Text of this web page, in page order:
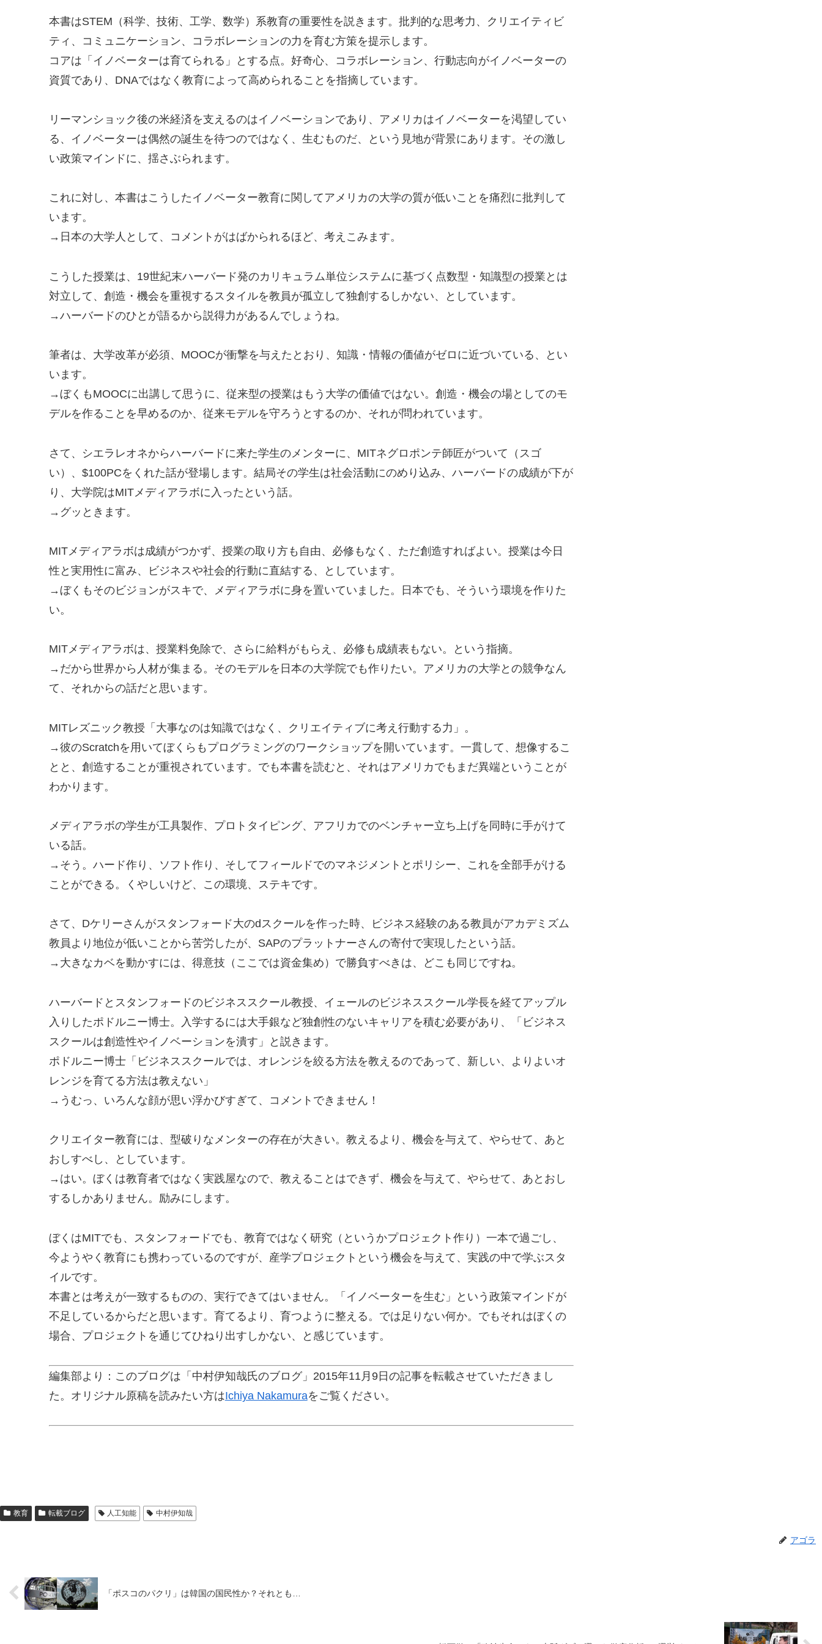
本書はSTEM（科学、技術、工学、数学）系教育の重要性を説きます。批判的な思考力、クリエイティビ
ティ、コミュニケーション、コラボレーションの力を育む方策を提示します。
コアは「イノベーターは育てられる」とする点。好奇心、コラボレーション、行動志向がイノベーターの
資質であり、DNAではなく教育によって高められることを指摘しています。
リーマンショック後の米経済を支えるのはイノベーションであり、アメリカはイノベーターを渇望してい
る、イノベーターは偶然の誕生を待つのではなく、生むものだ、という見地が背景にあります。その激し
い政策マインドに、揺さぶられます。
これに対し、本書はこうしたイノベーター教育に関してアメリカの大学の質が低いことを痛烈に批判して
います。
→日本の大学人として、コメントがはばかられるほど、考えこみます。
こうした授業は、19世紀末ハーバード発のカリキュラム単位システムに基づく点数型・知識型の授業とは
対立して、創造・機会を重視するスタイルを教員が孤立して独創するしかない、としています。
→ハーバードのひとが語るから説得力があるんでしょうね。
筆者は、大学改革が必須、MOOCが衝撃を与えたとおり、知識・情報の価値がゼロに近づいている、とい
います。
→ぼくもMOOCに出講して思うに、従来型の授業はもう大学の価値ではない。創造・機会の場としてのモ
デルを作ることを早めるのか、従来モデルを守ろうとするのか、それが問われています。
さて、シエラレオネからハーバードに来た学生のメンターに、MITネグロポンテ師匠がついて（スゴ
い）、$100PCをくれた話が登場します。結局その学生は社会活動にのめり込み、ハーバードの成績が下が
り、大学院はMITメディアラボに入ったという話。
→グッときます。
MITメディアラボは成績がつかず、授業の取り方も自由、必修もなく、ただ創造すればよい。授業は今日
性と実用性に富み、ビジネスや社会的行動に直結する、としています。
→ぼくもそのビジョンがスキで、メディアラボに身を置いていました。日本でも、そういう環境を作りた
い。
MITメディアラボは、授業料免除で、さらに給料がもらえ、必修も成績表もない。という指摘。
→だから世界から人材が集まる。そのモデルを日本の大学院でも作りたい。アメリカの大学との競争なん
て、それからの話だと思います。
MITレズニック教授「大事なのは知識ではなく、クリエイティブに考え行動する力」。
→彼のScratchを用いてぼくらもプログラミングのワークショップを開いています。一貫して、想像するこ
とと、創造することが重視されています。でも本書を読むと、それはアメリカでもまだ異端ということが
わかります。
メディアラボの学生が工具製作、プロトタイピング、アフリカでのベンチャー立ち上げを同時に手がけて
いる話。
→そう。ハード作り、ソフト作り、そしてフィールドでのマネジメントとポリシー、これを全部手がける
ことができる。くやしいけど、この環境、ステキです。
さて、Dケリーさんがスタンフォード大のdスクールを作った時、ビジネス経験のある教員がアカデミズム
教員より地位が低いことから苦労したが、SAPのプラットナーさんの寄付で実現したという話。
→大きなカベを動かすには、得意技（ここでは資金集め）で勝負すべきは、どこも同じですね。
ハーバードとスタンフォードのビジネススクール教授、イェールのビジネススクール学長を経てアップル
入りしたポドルニー博士。入学するには大手銀など独創性のないキャリアを積む必要があり、「ビジネス
スクールは創造性やイノベーションを潰す」と説きます。
ポドルニー博士「ビジネススクールでは、オレンジを絞る方法を教えるのであって、新しい、よりよいオ
レンジを育てる方法は教えない」
→うむっ、いろんな顔が思い浮かびすぎて、コメントできません！
クリエイター教育には、型破りなメンターの存在が大きい。教えるより、機会を与えて、やらせて、あと
おしすべし、としています。
→はい。ぼくは教育者ではなく実践屋なので、教えることはできず、機会を与えて、やらせて、あとおし
するしかありません。励みにします。
ぼくはMITでも、スタンフォードでも、教育ではなく研究（というかプロジェクト作り）一本で過ごし、
今ようやく教育にも携わっているのですが、産学プロジェクトという機会を与えて、実践の中で学ぶスタ
イルです。
本書とは考えが一致するものの、実行できてはいません。「イノベーターを生む」という政策マインドが
不足しているからだと思います。育てるより、育つように整える。では足りない何か。でもそれはぼくの
場合、プロジェクトを通じてひねり出すしかない、と感じています。
編集部より：このブログは「中村伊知哉氏のブログ」2015年11月9日の記事を転載させていただきまし
た。オリジナル原稿を読みたい方はIchiya Nakamuraをご覧ください。
教育 転載ブログ 人工知能 中村伊知哉
アゴラ
「ポスコのパクリ」は韓国の国民性か？それとも…